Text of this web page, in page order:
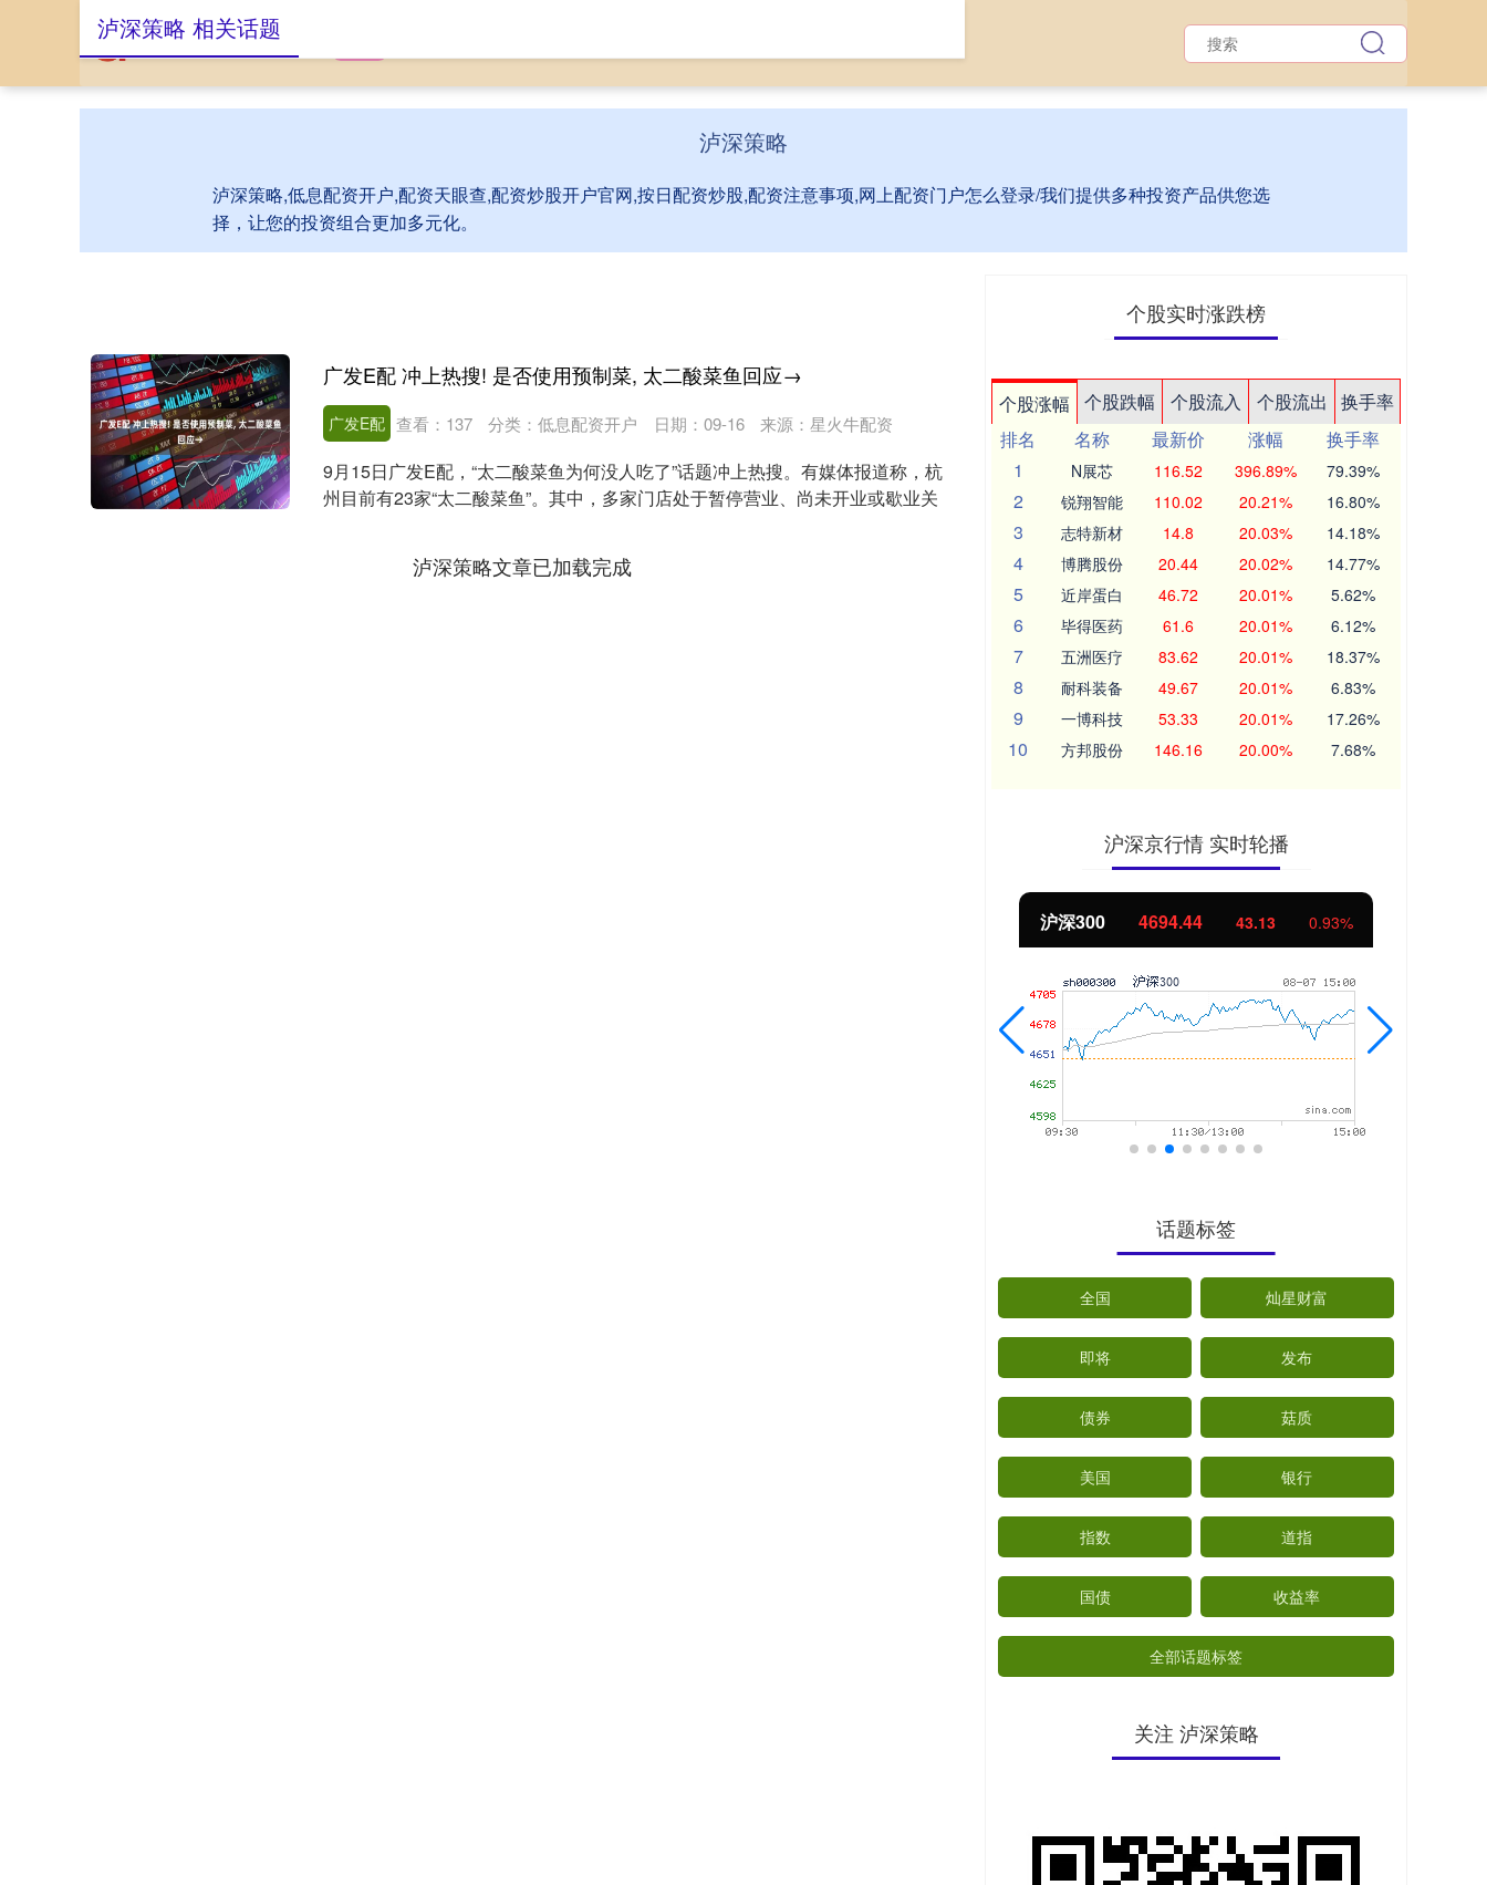
泸深策略
泸深策略,低息配资开户,配资天眼查,配资炒股开户官网,按日配资炒股,配资注意事项,网上配资门户怎么登录/我们提供多种投资产品供您选
择，让您的投资组合更加多元化。
泸深策略 相关话题
广发E配 冲上热搜! 是否使用预制菜, 太二酸菜鱼回应→
广发E配 日期：09-16 来源：星火牛配资
查看： 137 分类： 低息配资开户
9月15日广发E配，“太二酸菜鱼为何没人吃了”话题冲上热搜。有媒体报道称，杭
州目前有23家“太二酸菜鱼”。其中，多家门店处于暂停营业、尚未开业或歇业关
泸深策略文章已加载完成
个股实时涨跌榜
个股涨幅 个股跌幅 个股流入 个股流出
换手率
排名
名称 最新价 涨幅
换手率
1
N展芯 116.52 396.89% 79.39%
2 锐翔智能 110.02 20.21% 16.80%
3 志特新材 14.8 20.03% 14.18%
4 博腾股份 20.44 20.02% 14.77%
5 近岸蛋白 46.72 20.01% 5.62%
6 毕得医药 61.6 20.01% 6.12%
7 五洲医疗 83.62 20.01% 18.37%
8 耐科装备 49.67 20.01% 6.83%
9 一博科技 53.33 20.01% 17.26%
10 方邦股份 146.16 20.00% 7.68%
沪深京行情 实时轮播
沪深300 4694.44 43.13 0.93%
话题标签
全国 灿星财富
即将 发布
债券 菇质
美国 银行
指数 道指
国债 收益率
全部话题标签
关注 泸深策略